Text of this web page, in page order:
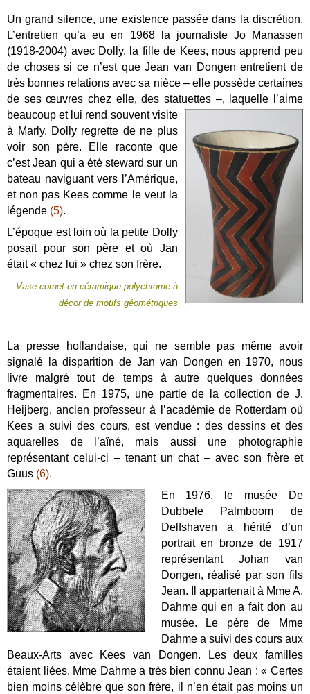
Un grand silence, une existence passée dans la discrétion.
L’entretien qu’a eu en 1968 la journaliste Jo Manassen
(1918-2004) avec Dolly, la fille de Kees, nous apprend peu
de choses si ce n’est que Jean van Dongen entretient de
très bonnes relations avec sa nièce – elle possède certaines
de ses œuvres chez elle, des statuettes –, laquelle l’aime
beaucoup et lui rend souvent visite
à Marly. Dolly regrette de ne plus
voir son père. Elle raconte que
c’est Jean qui a été steward sur un
bateau naviguant vers l’Amérique,
et non pas Kees comme le veut la
légende (5).
L’époque est loin où la petite Dolly
posait pour son père et où Jan
était « chez lui » chez son frère.
Vase cornet en céramique polychrome à
décor de motifs géométriques
La presse hollandaise, qui ne semble pas même avoir
signalé la disparition de Jan van Dongen en 1970, nous
livre malgré tout de temps à autre quelques données
fragmentaires. En 1975, une partie de la collection de J.
Heijberg, ancien professeur à l’académie de Rotterdam où
Kees a suivi des cours, est vendue : des dessins et des
aquarelles de l’aîné, mais aussi une photographie
représentant celui-ci – tenant un chat – avec son frère et
Guus (6).
En 1976, le musée De
Dubbele Palmboom de
Delfshaven a hérité d’un
portrait en bronze de 1917
représentant Johan van
Dongen, réalisé par son fils
Jean. Il appartenait à Mme A.
Dahme qui en a fait don au
musée. Le père de Mme
Dahme a suivi des cours aux
Beaux-Arts avec Kees van Dongen. Les deux familles
étaient liées. Mme Dahme a très bien connu Jean : « Certes
bien moins célèbre que son frère, il n’en était pas moins un